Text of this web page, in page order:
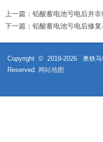
上一篇： 铅酸蓄电池亏电后‌并
下一篇： 铅酸蓄电池亏电后修
Copyright © 2019-2026
奥铁
Reserved. 网站地图